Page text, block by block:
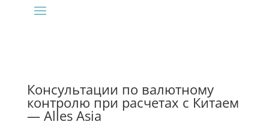
Консультации по валютному
контролю при расчетах с Китаем
— Alles Asia